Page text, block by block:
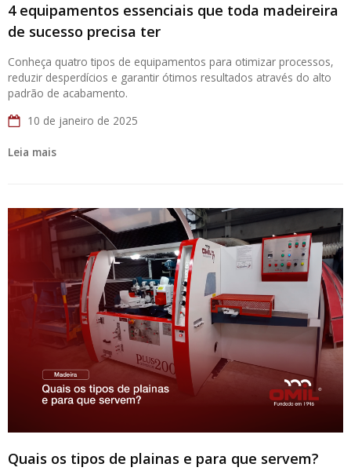
4 equipamentos essenciais que toda madeireira
de sucesso precisa ter
Conheça quatro tipos de equipamentos para otimizar processos,
reduzir desperdícios e garantir ótimos resultados através do alto
padrão de acabamento.
10 de janeiro de 2025
Leia mais
Quais os tipos de plainas e para que servem?